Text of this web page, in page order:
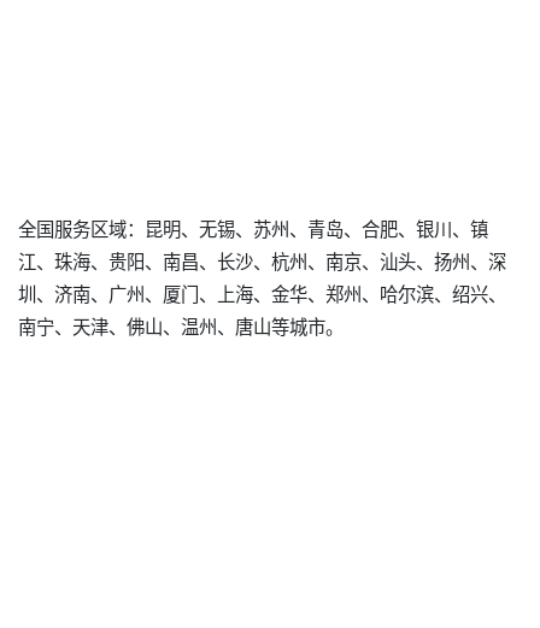
全国服务区域：昆明、无锡、苏州、青岛、合肥、银川、镇
江、珠海、贵阳、南昌、长沙、杭州、南京、汕头、扬州、深
圳、济南、广州、厦门、上海、金华、郑州、哈尔滨、绍兴、
南宁、天津、佛山、温州、唐山等城市。